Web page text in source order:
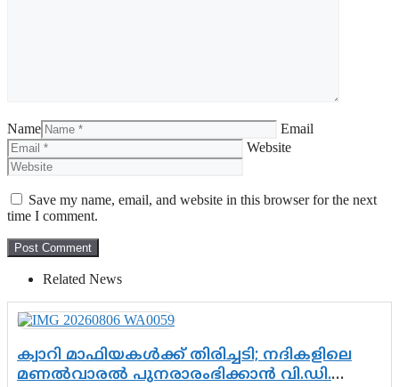
Name
Email
Website
Save my name, email, and website in this browser for the next
time I comment.
Related News
ക്വാറി മാഫിയകൾക്ക് തിരിച്ചടി; നദികളിലെ
മണൽവാരൽ പുനരാരംഭിക്കാൻ വി.ഡി.